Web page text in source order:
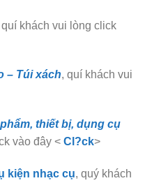
quí khách vui lòng click
– Túi xách, quí khách vui
thiết bị, dụng cụ
vào đây < Cl?ck>
kiện nhạc cụ, quý khách